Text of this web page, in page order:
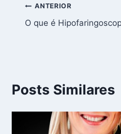
Navegação
de
ANTERIOR
O que é
Posts Similares